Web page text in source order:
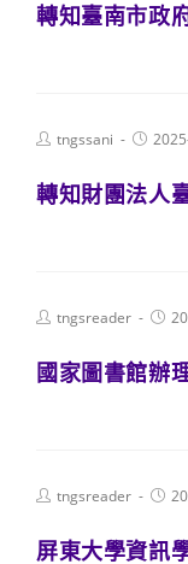
轉知臺南市政
Posttngssani
Post
轉知財團法人
Posttngsreader
Post
國家圖書館辦
Posttngsreader
Post
屏東大學資訊